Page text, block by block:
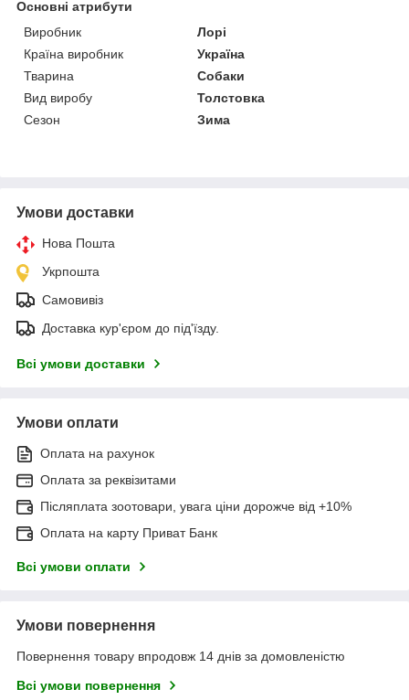
Основні атрибути
Виробник
Лорі
Країна виробник
Україна
Тварина
Собаки
Вид виробу
Толстовка
Сезон
Зима
Умови доставки
Нова Пошта
Укрпошта
Самовивіз
Доставка кур'єром до під'їзду.
Всі умови доставки
Умови оплати
Оплата на рахунок
Оплата за реквізитами
Післяплата зоотовари, увага ціни дорожче від +10%
Оплата на карту Приват Банк
Всі умови оплати
Умови повернення
Повернення товару впродовж 14 днів за домовленістю
Всі умови повернення